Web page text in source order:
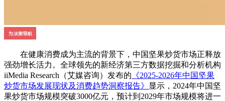
在健康消费成为主流的背景下，中国坚果炒货市场正释放
强劲增长活力。全球领先的新经济第三方数据挖掘和分析机构
iiMedia Research（艾媒咨询）发布的 《2025-2026年中国坚果
炒货市场发展现状及消费趋势洞察报告》
显示，2024年中国坚
果炒货市场规模突破3000亿元，预计到2029年市场规模将进一